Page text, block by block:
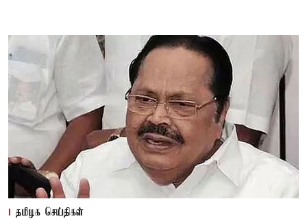
தமிழக செய்திகள்